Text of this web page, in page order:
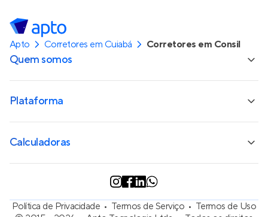
Apto Corretores em Cuiabá Corretores em Consil
Quem somos
Plataforma
Calculadoras
Política de Privacidade Termos de Serviço
Termos de Uso